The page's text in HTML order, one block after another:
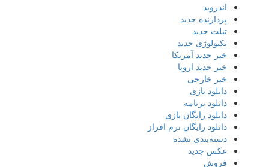
اندروید
پردازنده جدید
تبلت جدید
تکنولوژی جدید
خبر جدید آمریکا
خبر جدید اروپا
خبر خارجی
دانلود بازی
دانلود برنامه
دانلود رایگان بازی
دانلود رایگان نرم افراز
دسته‌بندی نشده
عکس جدید
فروش